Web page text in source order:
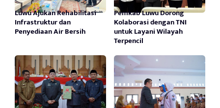
Luwu Ajukan Rehabilitasi
Infrastruktur dan
Penyediaan Air Bersih
Pemkab Luwu Dorong
Kolaborasi dengan TNI
untuk Layani Wilayah
Terpencil